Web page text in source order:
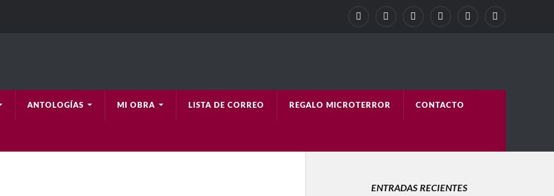
ANTOLOGÍAS MI OBRA LISTA DE CORREO REGALO MICROTERROR CONTACTO
ENTRADAS RECIENTES